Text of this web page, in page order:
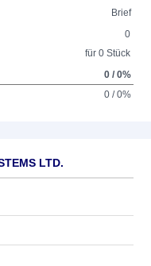
Brief
0
für 0 Stück
0 / 0%
0 / 0%
LTD.